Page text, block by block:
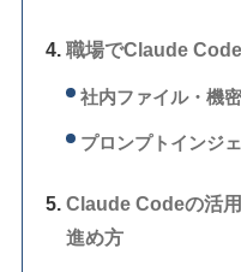
職場でClaude
社内ファイル・機
プロンプトインジ
Claude Codeの活
進め方